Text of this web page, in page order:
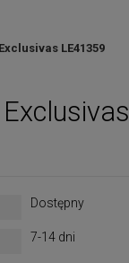
LE41359
Dostępny
7-14 dni